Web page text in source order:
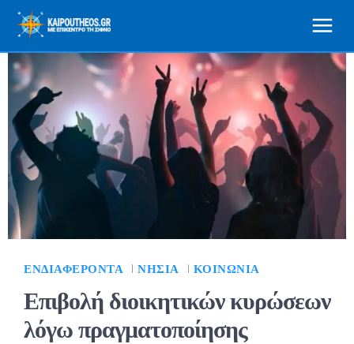
ΕΝΔΙΑΦΈΡΟΝΤΑ ΝΗΣΙΆ ΚΟΙΝΩΝΊΑ
Επιβολή διοικητικών κυρώσεων
λόγω πραγματοποίησης